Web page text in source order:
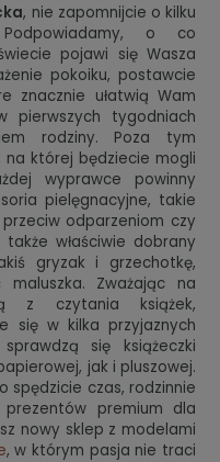
, nie zapomnijcie o kilku
Podpowiadamy, o co
pojawi się Wasza
pokoiku, postawcie
znacznie ułatwią Wam
pierwszych tygodniach
rodziny. Poza tym
której będziecie mogli
wyprawce powinny
pielęgnacyjne, takie
odparzeniom czy
właściwie dobrany
gryzak i grzechotkę,
Zważając na
z czytania książek,
się w kilka przyjaznych
się książeczki
jak i pluszowej.
spędzicie czas, rodzinnie
prezentów premium dla
nowy sklep z modelami
, w którym pasja nie traci